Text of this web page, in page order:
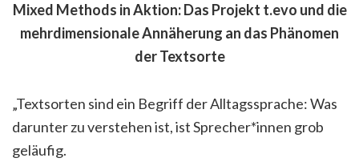
Mixed Methods in Aktion: Das Projekt t.evo und die
mehrdimensionale Annäherung an das Phänomen
der Textsorte
„Textsorten sind ein Begriff der Alltagssprache: Was
darunter zu verstehen ist, ist Sprecher*innen grob
geläufig.